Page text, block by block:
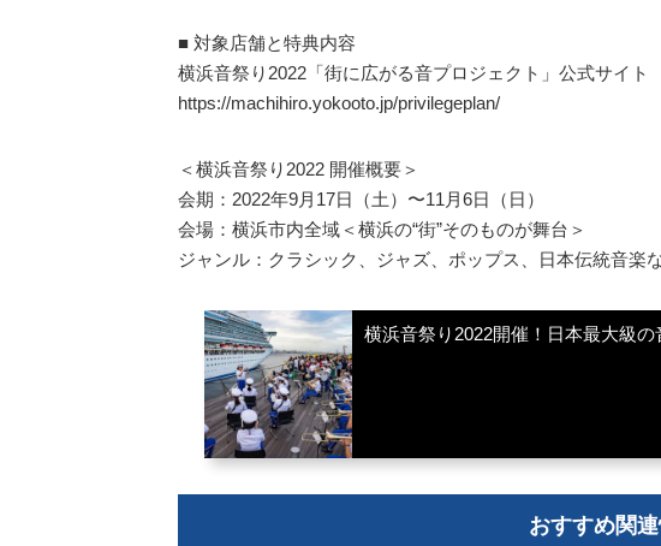
■ 対象店舗と特典内容
横浜音祭り2022「街に広がる音プロジェクト」公式サイト
https://machihiro.yokooto.jp/privilegeplan/
＜横浜音祭り2022 開催概要＞
会期：2022年9月17日（土）〜11月6日（日）
会場：横浜市内全域＜横浜の“街”そのものが舞台＞
ジャンル：クラシック、ジャズ、ポップス、日本伝統音楽
横浜音祭り2022開催！日本最大級
おすすめ関